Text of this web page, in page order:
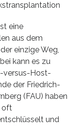
eine
aus dem
einzige Weg,
kann es zu
versus-Host-
der Friedrich-
(FAU) haben
oft
und